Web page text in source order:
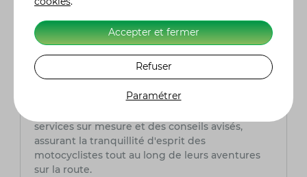
assureur spécialisé dans le domaine de la moto,
est une option à prendre en sérieuse
considération. Fort de son expertise, AMV offre
des solutions adaptées aux besoins spécifiques
des motards, assurant ainsi une couverture
complète et fiable pour leurs deux-roues. Grâce
services sur mesure et des conseils avisés,
assurant la tranquillité d'esprit des
motocyclistes tout au long de leurs aventures
sur la route.
Accepter et fermer
Refuser
Paramétrer